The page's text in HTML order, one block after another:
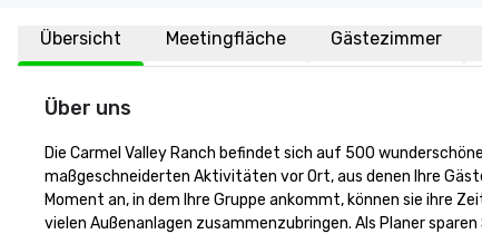
Übersicht Meetingfläche Gästezimmer
Über uns
Die Carmel Valley Ranch befindet sich auf 500
maßgeschneiderten Aktivitäten vor Ort, aus denen Ihre
Moment an, in dem Ihre Gruppe ankommt, können sie ihre
vielen Außenanlagen zusammenzubringen. Als Planer